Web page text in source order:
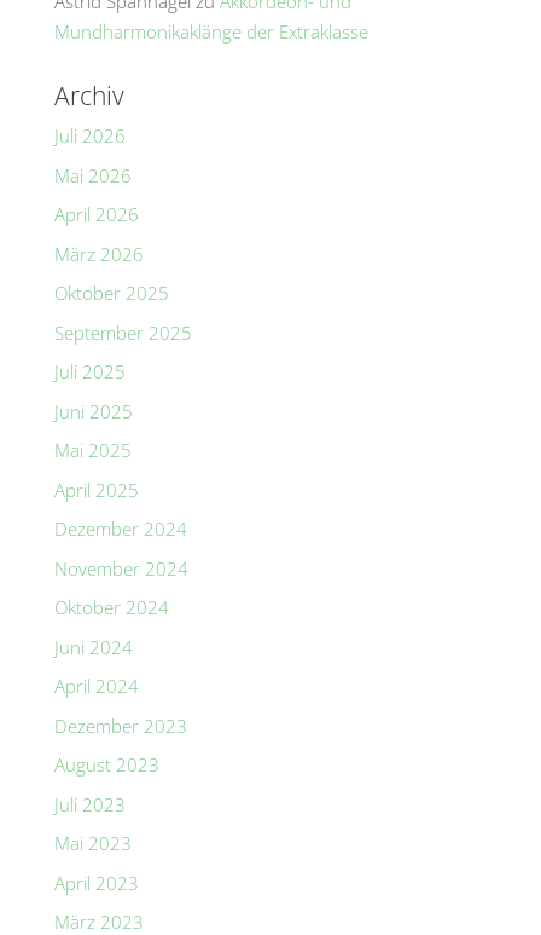
Mundharmonikaklänge der Extraklasse
Archiv
Juli 2026
Mai 2026
April 2026
März 2026
Oktober 2025
September 2025
Juli 2025
Juni 2025
Mai 2025
April 2025
Dezember 2024
November 2024
Oktober 2024
Juni 2024
April 2024
Dezember 2023
August 2023
Juli 2023
Mai 2023
April 2023
März 2023